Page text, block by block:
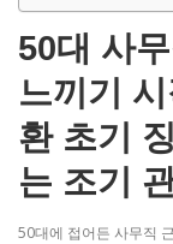
50대 사
느끼기
환 초기
는 조기
50대에 접어든 사무직